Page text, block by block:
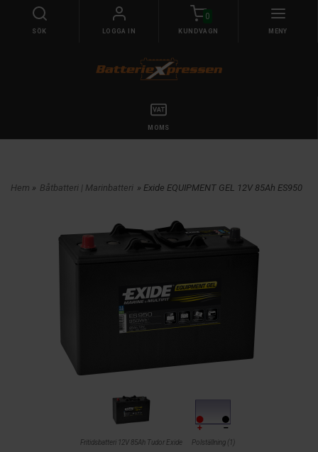
SÖK LOGGA IN
0
KUNDVAGN MENY
MOMS
Hem » Båtbatteri | Marinbatteri » Exide EQUIPMENT GEL 12V 85Ah ES950
Fritidsbatteri 12V 85Ah Tudor Exide Polställning (1)